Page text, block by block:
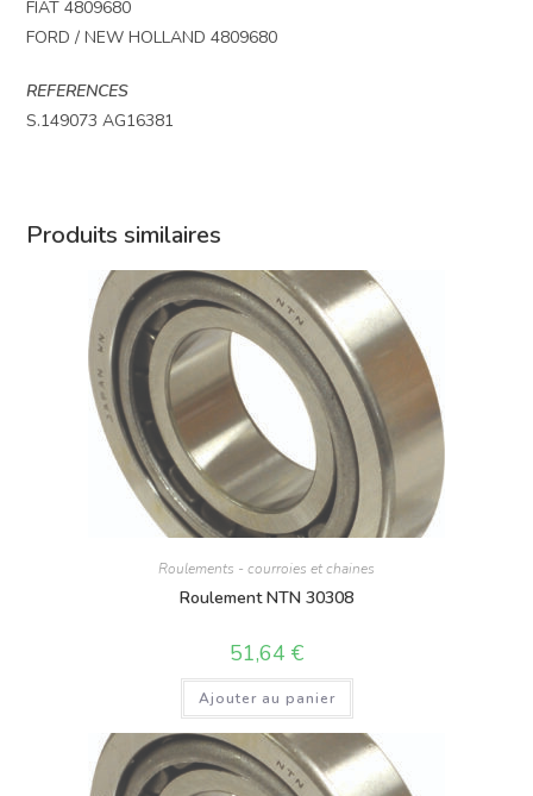
FIAT 4809680
FORD / NEW HOLLAND 4809680
REFERENCES
S.149073 AG16381
Produits similaires
Roulements - courroies et chaines
Roulement NTN 30308
51,64 €
Ajouter au panier